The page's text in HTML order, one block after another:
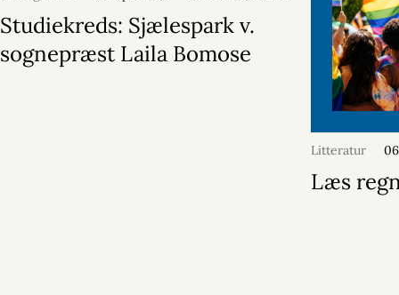
Studiekreds: Sjælespark v.
sognepræst Laila Bomose
Litteratur
Læs